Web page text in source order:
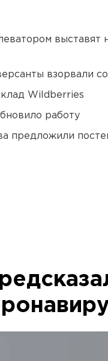
выставят
взорвали
Wildberries
работу
предложили